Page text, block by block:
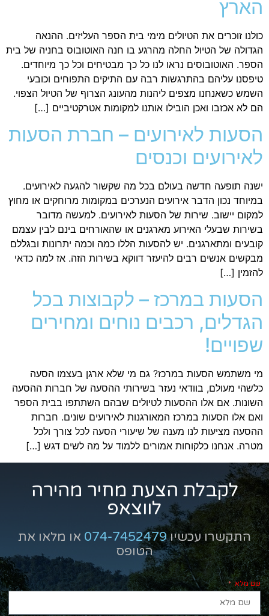
הארץ
כולנו זוכרים את הטיולים מימי בית הספר העליזים. ההנאה
הגדולה של הטיול החלה מהרגע בו חנה האוטובוס בחניה של בית
הספר. האוטובוסים נראו לנו כל כך מבטיחים וכל כך מיוחדים.
טיפסנו עליהם בהתרגשות רבה עם התיקים התפוחים וכובעי
השמש כשאנחנו מצפים ליהנות מהעונג הצרוף של הטיול הצפוי.
הם לא אכזבו ואכן הובילו אותנו למקומות אטרקטיביים […]
הסעות לאירועים – חברת הסעות
לאירועים וכנסים
ישנה תופעה חדשה בעולם בכל מה שקשור להגעה לאירועים.
במיוחד נכון הדבר אירועים הנערכים במקומות מרוחקים או מחוץ
למקום יישוב. שירות של הסעות לאירועים. למעשה מדובר
בשירות שבעלי האירוע מארגנים או שהאורחים בינם לבין עצמם
קובעים ומתארגנים. יש להסעות הללו כמה וכמה יתרונות ובגללם
מבקשים אנשים רבים להיעזר דווקא בשירות הזה. אז למה כדאי
להזמין […]
הסעות במרכז – לקבוצות בכל
הגדלים, רכבים נוחים ומחירים
שפויים!
מי משתמש הסעות במרכז? גם מי שלא ארגן בעצמו הסעה
כלשהי מעולם, בוודאי נעזר בשירותי ההסעה של חברות ההסעה
השונות. אם אלו ההסעות לטיולים שבהם השתתפו בבית הספר
ואם אלו הסעות במרכז המאורגנות לאירועים שונים. חברות
ההסעה מציעות לנו מענה של שיעורי הסעה לכל צורך ולכל
מטרה. אנחנו כלקוחות אמורים ללמוד על מה לשים דגש […]
לקבלת הצעת מחיר מהירה
לווצאפ
התקשרו עכשיו074-7452479 או מלאו את
הטופס
שם מלא